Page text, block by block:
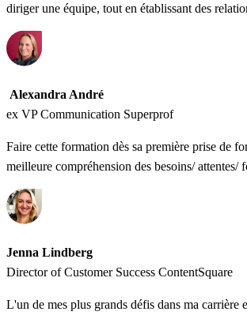
diriger une équipe, tout en établissant des
Alexandra André
ex VP Communication Superprof
Faire cette formation dès sa première prise de
meilleure compréhension des besoins/ attentes/
Jenna Lindberg
Director of Customer Success ContentSquare
L'un de mes plus grands défis dans ma carrière